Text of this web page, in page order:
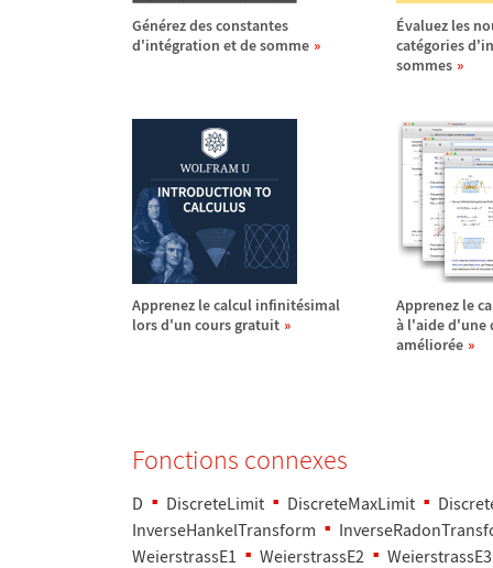
Générez des constantes
d'intégration et de somme
Évaluez les
catégories
sommes
Apprenez le calcul infinitésimal
lors d'un cours gratuit
Apprenez le
à l'aide d'une
améliorée
Fonctions connexes
D DiscreteLimit DiscreteMaxLimit
InverseHankelTransform
WeierstrassE1
WeierstrassE2
WeierstrassE3